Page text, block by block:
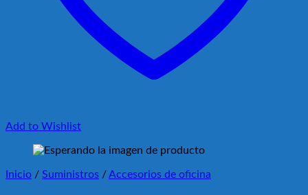
Add to Wishlist
Inicio / Suministros /Accesorios de oficina